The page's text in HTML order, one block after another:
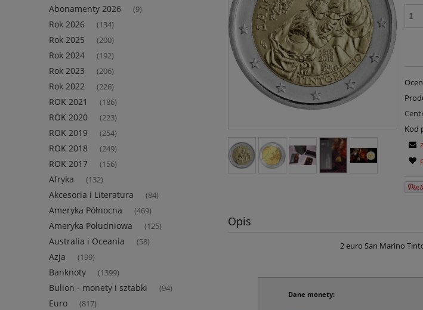
Abonamenty 2026 (9)
Rok 2026 (134)
Rok 2025 (200)
Rok 2024 (192)
Rok 2023 (206)
Rok 2022 (226)
ROK 2021 (186)
ROK 2020 (223)
ROK 2019 (254)
ROK 2018 (249)
ROK 2017 (156)
Afryka (132)
Akcesoria i Literatura (84)
Ameryka Północna (469)
Ameryka Południowa (125)
Australia i Oceania (58)
Azja (199)
Banknoty (1399)
Bulion - monety i sztabki (94)
Euro (817)
Kod
Opis
2 euro San Marino
Dane monety: